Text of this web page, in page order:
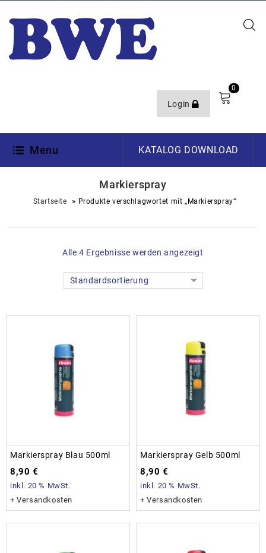
Login
0
Menu KATALOG DOWNLOAD
Markierspray
Startseite » Produkte verschlagwortet mit „Markierspray“
Alle 4 Ergebnisse werden angezeigt
Standardsortierung
Markierspray Blau 500ml
8,90 €
inkl. 20 % MwSt.
+Versandkosten
Markierspray Gelb 500ml
8,90 €
inkl. 20 % MwSt.
+Versandkosten